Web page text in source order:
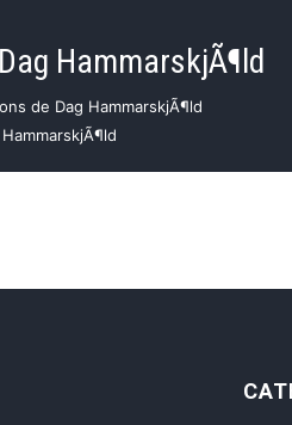
HammarskjÃ¶ld
de Dag HammarskjÃ¶ld